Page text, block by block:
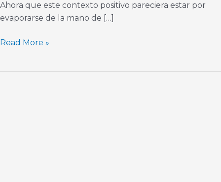
Ahora que este contexto positivo pareciera estar por
evaporarse de la mano de […]
Read More »